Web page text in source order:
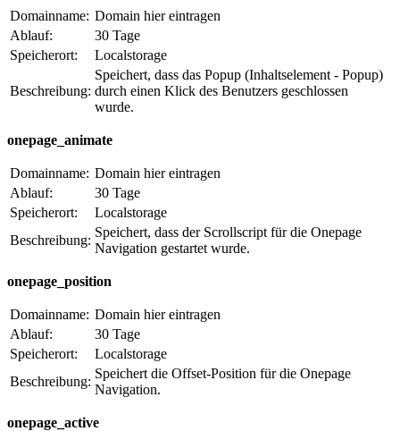
Domainname: Domain hier eintragen
Ablauf:
30 Tage
Speicherort:
Localstorage
Beschreibung:
Speichert, dass das Popup (Inhaltselement - Popup)
durch einen Klick des Benutzers geschlossen
wurde.
onepage_animate
Domainname: Domain hier eintragen
Ablauf:
30 Tage
Speicherort:
Localstorage
Beschreibung:
Speichert, dass der Scrollscript für die Onepage
Navigation gestartet wurde.
onepage_position
Domainname: Domain hier eintragen
Ablauf:
30 Tage
Speicherort:
Localstorage
Beschreibung:
Speichert die Offset-Position für die Onepage
Navigation.
onepage_active